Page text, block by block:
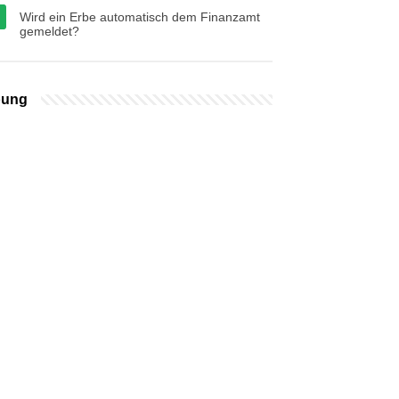
Wird ein Erbe automatisch dem Finanzamt
gemeldet?